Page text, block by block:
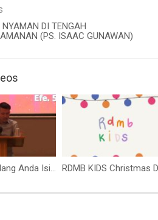
DI TENGAH
(PS. ISAAC GUNAWAN)